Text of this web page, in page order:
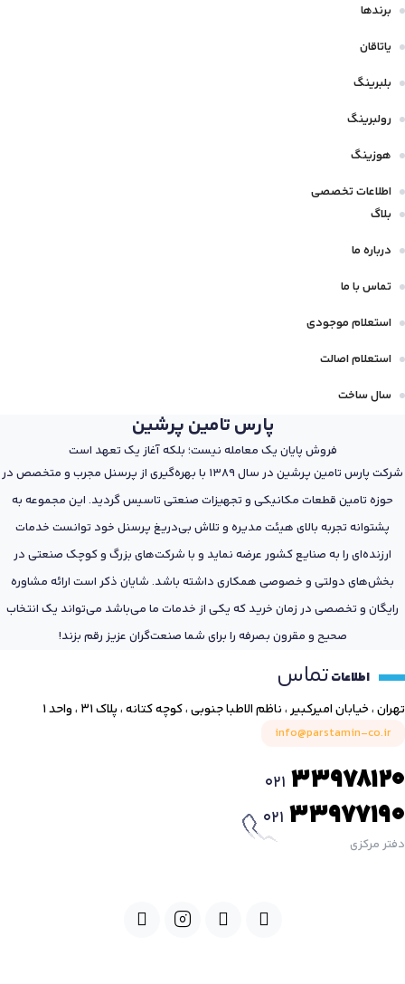
برندها
یاتاقان
بلبرینگ
رولبرینگ
هوزینگ
اطلاعات تخصصی
بلاگ
درباره ما
تماس با ما
استعلام موجودی
استعلام اصالت
سال ساخت
پارس تامین پرشین
فروش پایان یک معامله نیست؛ بلکه آغاز یک تعهد است
شرکت پارس تامین پرشین در سال 1389 با بهره‌گیری از پرسنل مجرب و متخصص در
حوزه تامین قطعات مکانیکی و تجهیزات صنعتی تاسیس گردید. این مجموعه به
پشتوانه تجربه بالای هیئت مدیره و تلاش بی‌دریغ پرسنل خود توانست خدمات
ارزنده‌ای را به صنایع کشور عرضه نماید و با شرکت‌های بزرگ و کوچک صنعتی در
بخش‌های دولتی و خصوصی همکاری داشته باشد. شایان ذکر است ارائه مشاوره
رایگان و تخصصی در زمان خرید که یکی از خدمات ما می‌باشد می‌تواند یک انتخاب
صحیح و مقرون بصرفه را برای شما صنعت‌گران عزیز رقم بزند!
اطلاعاتتماس
تهران ، خیابان امیرکبیر ، ناظم الاطبا جنوبی ، کوچه کتانه ، پلاک ۳۱ ، واحد ۱
info@parstamin-co.ir
021 33978120
021 33977190
دفتر مرکزی